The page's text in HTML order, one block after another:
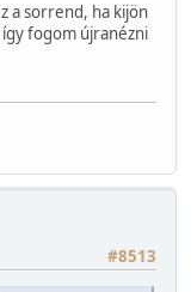
a sorrend, ha kijön
fogom újranézni
#8513